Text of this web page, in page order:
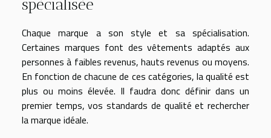
spécialisée
Chaque marque a son style et sa spécialisation.
Certaines marques font des vêtements adaptés aux
personnes à faibles revenus, hauts revenus ou moyens.
En fonction de chacune de ces catégories, la qualité est
plus ou moins élevée. Il faudra donc définir dans un
premier temps, vos standards de qualité et rechercher
la marque idéale.